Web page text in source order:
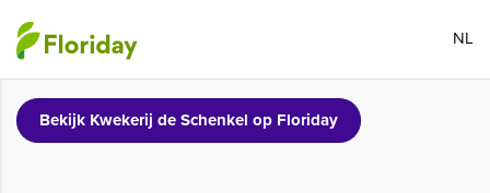
NL
Bekijk Kwekerij de Schenkel op Floriday